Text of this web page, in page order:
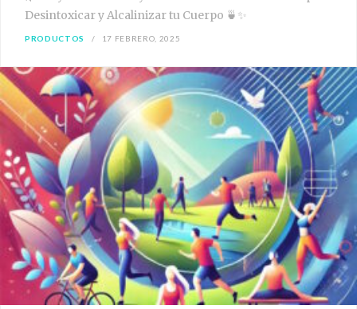
Desintoxicar y Alcalinizar tu Cuerpo 🍵✨
PRODUCTOS 17 FEBRERO, 2025